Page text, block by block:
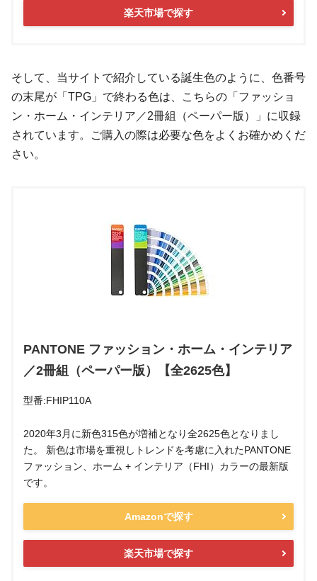
楽天市場で探す
そして、当サイトで紹介している誕生色のように、色番号
の末尾が「TPG」で終わる色は、こちらの「ファッショ
ン・ホーム・インテリア／2冊組（ペーパー版）」に収録
されています。ご購入の際は必要な色をよくお確かめくだ
さい。
PANTONE ファッション・ホーム・インテリア
／2冊組（ペーパー版）【全2625色】
型番:FHIP110A
2020年3月に新色315色が増補となり全2625色となりまし
た。 新色は市場を重視しトレンドを考慮に入れたPANTONE
ファッション、ホーム + インテリア（FHI）カラーの最新版
です。
Amazonで探す
楽天市場で探す